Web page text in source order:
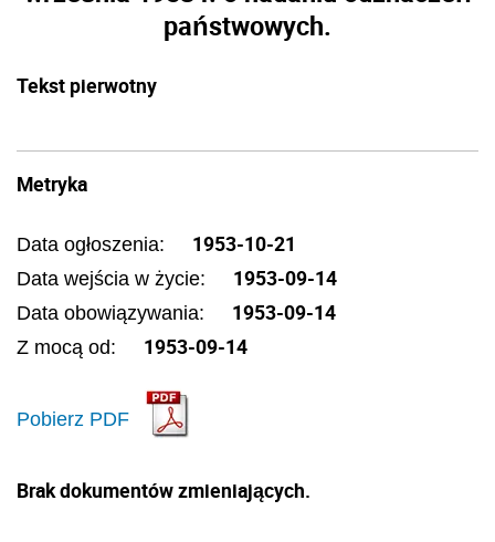
państwowych.
Tekst pierwotny
Metryka
Data ogłoszenia: 1953-10-21
Data wejścia w życie: 1953-09-14
Data obowiązywania: 1953-09-14
Z mocą od: 1953-09-14
Pobierz PDF
Brak dokumentów zmieniających.